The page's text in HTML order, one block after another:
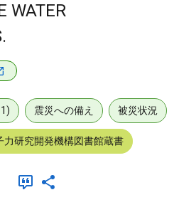
WATER
震災への備え 被災状況
力研究開発機構図書館蔵書